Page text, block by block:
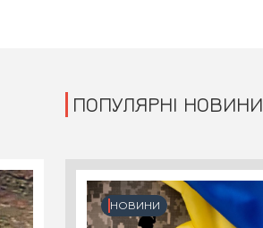
ПОПУЛЯРНІ НОВИНИ
НОВИНИ